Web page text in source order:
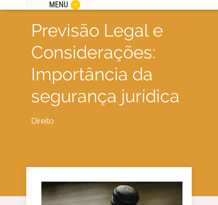
MENU
Previsão Legal e
Considerações:
Importância da
segurança jurídica
Direito